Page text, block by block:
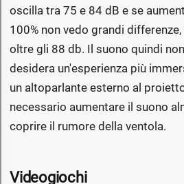
oscilla tra 75 e 84 dB e se
100% non vedo grandi
oltre gli 88 db. Il suono quindi
desidera un'esperienza più
un altoparlante esterno al
necessario aumentare il suono
coprire il rumore della ventola.
Videogiochi